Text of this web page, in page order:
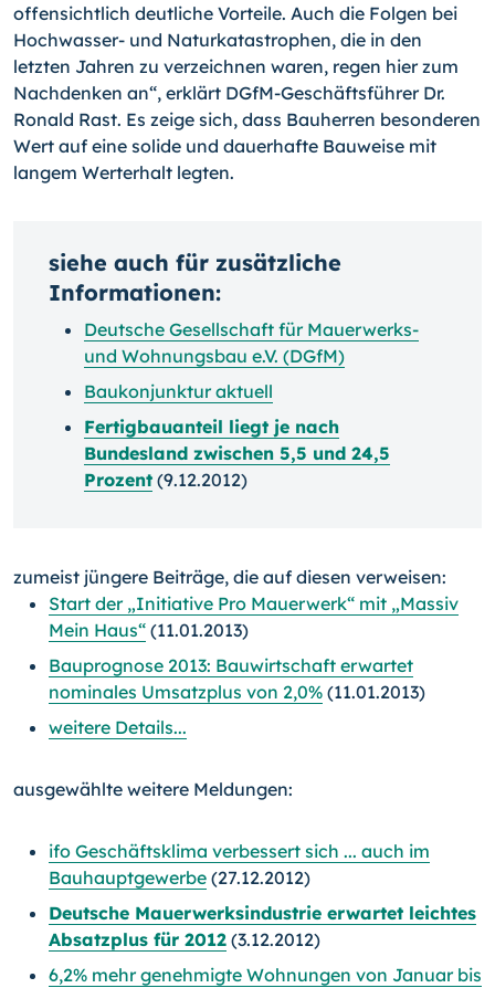
offensichtlich deutliche Vorteile. Auch die Folgen bei
Hochwasser- und Naturkatastrophen, die in den
letzten Jahren zu verzeichnen waren, regen hier zum
Nachdenken an“, erklärt DGfM-Geschäftsführer Dr.
Ronald Rast. Es zeige sich, dass Bauherren besonderen
Wert auf eine solide und dauerhafte Bau­weise mit
langem Werterhalt legten.
siehe auch für zusätzliche
Informationen:
Deutsche Gesellschaft für Mauerwerks-
und Wohnungsbau e.V. (DGfM)
Baukonjunktur aktuell
Fertigbauanteil liegt je nach
Bundesland zwischen 5,5 und 24,5
Prozent (9.12.2012)
zumeist jüngere Beiträge, die auf diesen verweisen:
Start der „Initiative Pro Mauerwerk“ mit „Massiv
Mein Haus“ (11.01.2013)
Bauprognose 2013: Bauwirtschaft erwartet
nominales Umsatzplus von 2,0% (11.01.2013)
weitere Details...
ausgewählte weitere Meldungen:
ifo Geschäftsklima verbessert sich ... auch im
Bauhauptgewerbe (27.12.2012)
Deutsche Mauerwerksindustrie erwartet leichtes
Absatzplus für 2012 (3.12.2012)
6,2% mehr genehmigte Wohnungen von Januar bis